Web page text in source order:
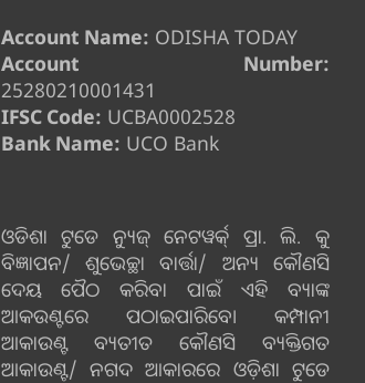
Account Name: ODISHA TODAY
Account Number:
25280210001431
IFSC Code: UCBA0002528
Bank Name: UCO Bank
ଓଡିଶା ଟୁଡେ ନ୍ୟୁଜ୍ ନେଟୱର୍କ୍ ପ୍ରା. ଲି. କୁ
ବିଜ୍ଞାପନ/ ଶୁଭେଚ୍ଛା ବାର୍ତ୍ତା/ ଅନ୍ୟ କୌଣସି
ଦେୟ ପୈଠ କରିବା ପାଇଁ ଏହି ବ୍ୟାଙ୍କ
ଆକଉଣ୍ଟରେ ପଠାଇପାରିବେ। କମ୍ପାନୀ
ଆକାଉଣ୍ଟ ବ୍ୟତୀତ କୌଣସି ବ୍ୟକ୍ତିଗତ
ଆକାଉଣ୍ଟ/ ନଗଦ ଆକାରରେ ଓଡ଼ିଶା ଟୁଡେ